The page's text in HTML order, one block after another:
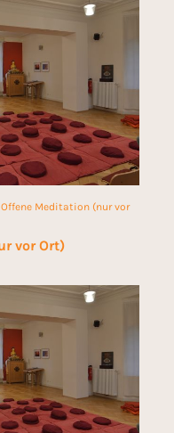
vor Ort)
Offene Meditation (nur vor